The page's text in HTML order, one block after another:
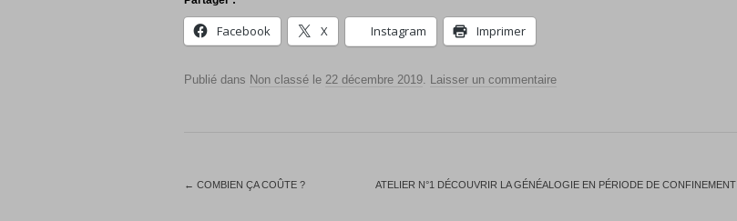
Facebook X Instagram Imprimer
Publié dans Non classé le 22 décembre 2019. Laisser un commentaire
← COMBIEN ÇA COÛTE ? ATELIER N°1 DÉCOUVRIR LA GÉNÉALOGIE EN PÉRIODE DE CONFINEMENT